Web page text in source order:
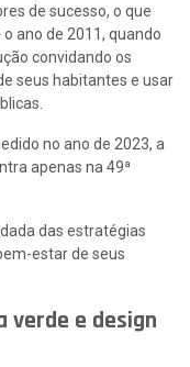
de sucesso, o que
ano de 2011, quando
convidando os
seus habitantes e usar
no ano de 2023, a
apenas na 49ª
das estratégias
estar de seus
verde e design